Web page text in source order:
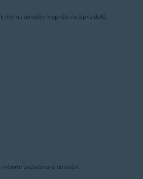
jinému umístění klepněte na šipku dolů.
vyberte požadované umístění.